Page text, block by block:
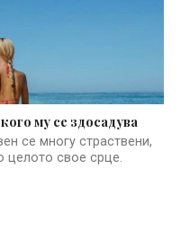
му се здосадува
се многу страствени,
целото свое срце.